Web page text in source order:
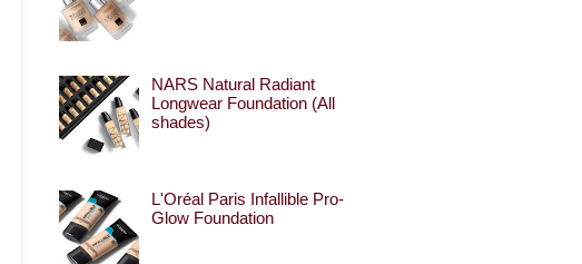
NARS Natural Radiant
Longwear Foundation (All
shades)
L'Oréal Paris Infallible Pro-
Glow Foundation